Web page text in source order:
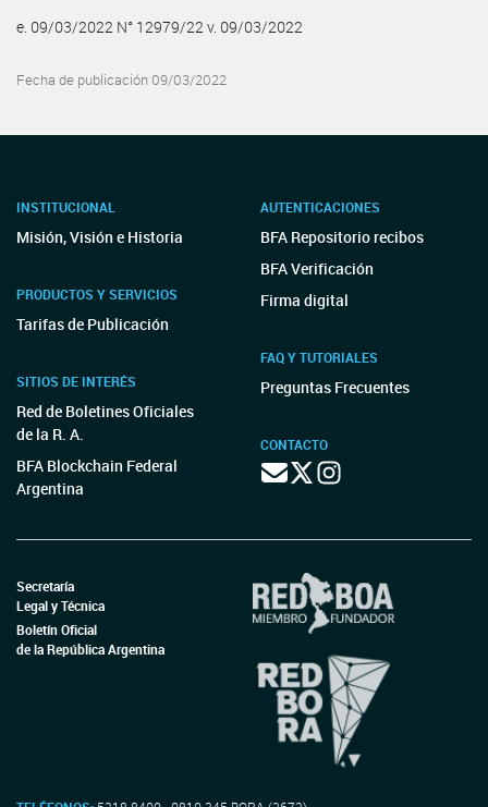
e. 09/03/2022 N° 12979/22 v. 09/03/2022
Fecha de publicación 09/03/2022
INSTITUCIONAL
Misión, Visión e Historia
PRODUCTOS Y SERVICIOS
Tarifas de Publicación
SITIOS DE INTERÉS
Red de Boletines Oficiales
de la R. A.
BFA Blockchain Federal
Argentina
AUTENTICACIONES
BFA Repositorio recibos
BFA Verificación
Firma digital
FAQ Y TUTORIALES
Preguntas Frecuentes
CONTACTO
Secretaría
Legal y Técnica
Boletín Oficial
de la República Argentina